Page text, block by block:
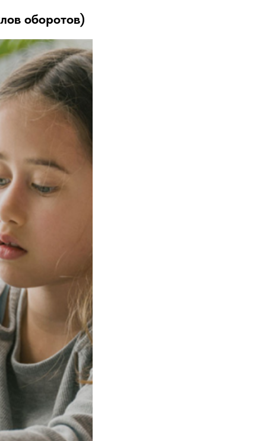
оборотов)